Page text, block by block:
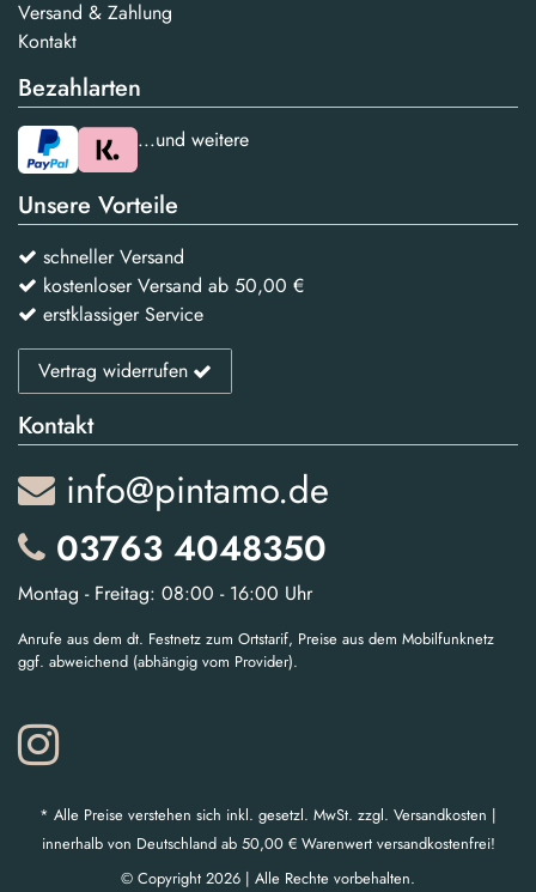
Versand & Zahlung
Kontakt
Bezahlarten
...und weitere
Unsere Vorteile
schneller Versand
kostenloser Versand ab 50,00 €
erstklassiger Service
Vertrag widerrufen
Kontakt
info@pintamo.de
03763 4048350
Montag - Freitag: 08:00 - 16:00 Uhr
Anrufe aus dem dt. Festnetz zum Ortstarif, Preise aus dem Mobilfunknetz
ggf. abweichend (abhängig vom Provider).
* Alle Preise verstehen sich inkl. gesetzl. MwSt. zzgl. Versandkosten |
innerhalb von Deutschland ab 50,00 € Warenwert versandkostenfrei!
© Copyright 2026 | Alle Rechte vorbehalten.